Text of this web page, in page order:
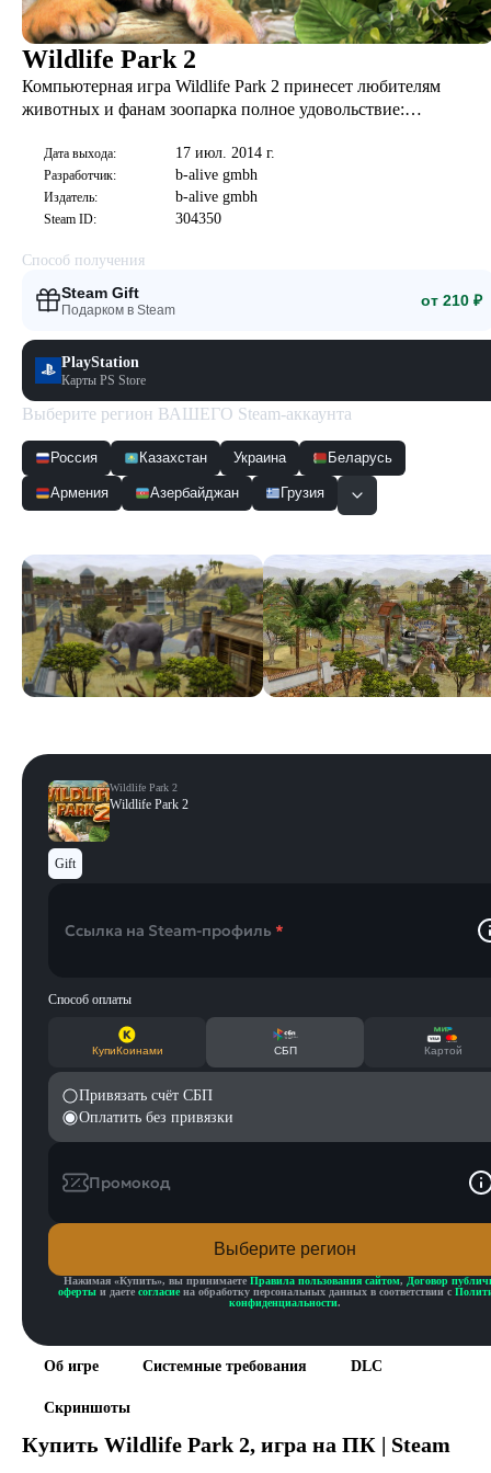
Wildlife Park 2
Компьютерная игра Wildlife Park 2 принесет любителям
животных и фанам зоопарка полное удовольствие:
Создайте свой собственный зоопарк мечты!
Дата выхода: 17 июл. 2014 г.
Разработчик: b-alive gmbh
Издатель: b-alive gmbh
Steam ID: 304350
Способ получения
Steam Gift
Подарком в Steam
от 210 ₽
PlayStation
Карты PS Store
Выберите регион ВАШЕГО Steam-аккаунта
Россия Казахстан Украина Беларусь
Армения Азербайджан Грузия
Об игре Системные требования DLC
Скриншоты
Купить Wildlife Park 2, игра на ПК | Steam
Wildlife Park 2
Wildlife Park 2
Gift
Ссылка на Steam-профиль *
Способ оплаты
КупиКоинами СБП Картой
Привязать счёт СБП
Оплатить без привязки
Промокод
Выберите регион
Нажимая «Купить», вы принимаете Правила пользования сайтом, Договор
оферты и даете согласие на обработку персональных данных в соответствии с
конфиденциальности.